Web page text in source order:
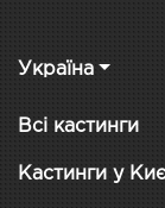
Україна
Всі кастинги
Кастинги у